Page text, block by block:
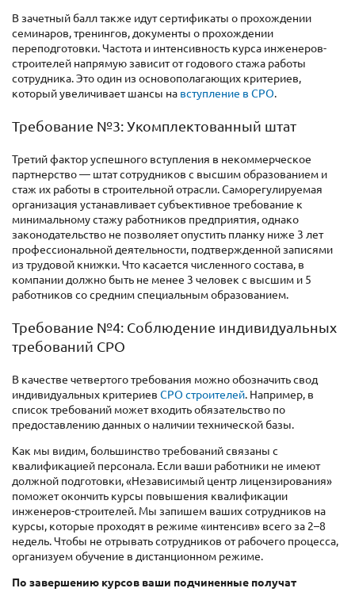
В зачетный балл также идут сертификаты о прохождении
семинаров, тренингов, документы о прохождении
переподготовки. Частота и интенсивность курса инженеров-
строителей напрямую зависит от годового стажа работы
сотрудника. Это один из основополагающих критериев,
который увеличивает шансы на вступление в СРО.
Требование №3: Укомплектованный штат
Третий фактор успешного вступления в некоммерческое
партнерство — штат сотрудников с высшим образованием и
стаж их работы в строительной отрасли. Саморегулируемая
организация устанавливает субъективное требование к
минимальному стажу работников предприятия, однако
законодательство не позволяет опустить планку ниже 3 лет
профессиональной деятельности, подтвержденной записями
из трудовой книжки. Что касается численного состава, в
компании должно быть не менее 3 человек с высшим и 5
работников со средним специальным образованием.
Требование №4: Соблюдение индивидуальных
требований СРО
В качестве четвертого требования можно обозначить свод
индивидуальных критериев СРО строителей. Например, в
список требований может входить обязательство по
предоставлению данных о наличии технической базы.
Как мы видим, большинство требований связаны с
квалификацией персонала. Если ваши работники не имеют
должной подготовки, «Независимый центр лицензирования»
поможет окончить курсы повышения квалификации
инженеров-строителей. Мы запишем ваших сотрудников на
курсы, которые проходят в режиме «интенсив» всего за 2–8
недель. Чтобы не отрывать сотрудников от рабочего процесса,
организуем обучение в дистанционном режиме.
По завершению курсов ваши подчиненные получат